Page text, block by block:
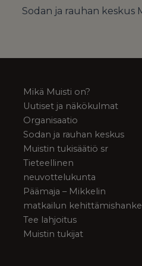
Mikä Muisti on?
Uutiset ja näkökulmat
Organisaatio
Sodan ja rauhan keskus
Muistin tukisäätiö sr
Tieteellinen
neuvottelukunta
Päämaja – Mikkelin
matkailun kehittämishanke
Tee lahjoitus
Muistin tukijat